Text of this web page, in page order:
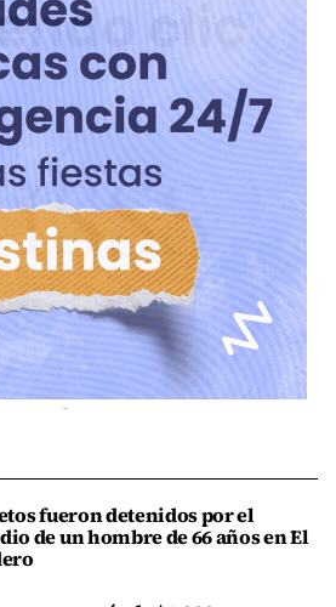
fueron detenidos por el
de un hombre de 66 años en El